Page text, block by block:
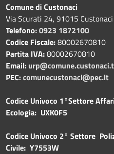
Comune di Custonaci
Via Scurati 24, 91015 Custonaci
Telefono:0923 1872100
Codice Fiscale:80002670810
Partita IVA:80002670810
Email:
PEC:comunecustonaci@pec.it
Codice Univoco 1°Settore
Ecologia: UXK0F5
Codice Univoco 2° Settore
Civile: Y7553W